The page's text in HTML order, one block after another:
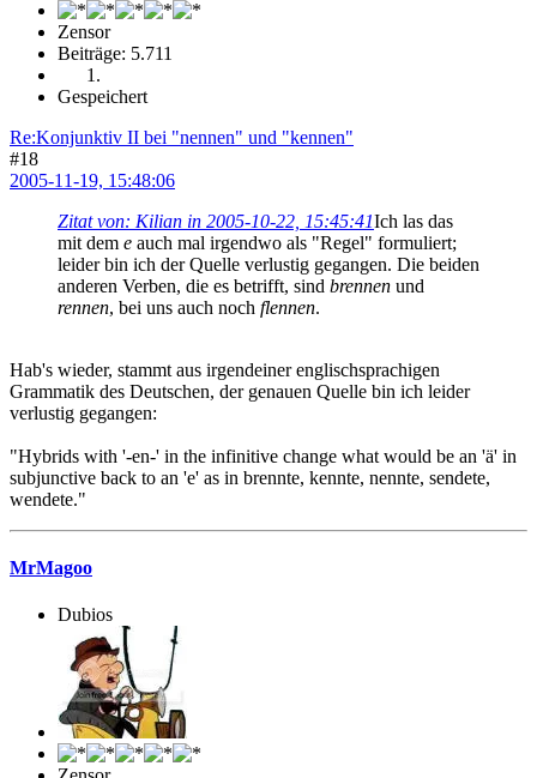
Zensor
Beiträge: 5.711
Gespeichert
Re:Konjunktiv II bei "nennen" und "kennen"
#18
2005-11-19, 15:48:06
Zitat von: Kilian in 2005-10-22, 15:45:41Ich las das
mit dem e auch mal irgendwo als "Regel" formuliert;
leider bin ich der Quelle verlustig gegangen. Die beiden
anderen Verben, die es betrifft, sind brennen und
rennen, bei uns auch noch flennen.
Hab's wieder, stammt aus irgendeiner englischsprachigen
Grammatik des Deutschen, der genauen Quelle bin ich leider
verlustig gegangen:
"Hybrids with '-en-' in the infinitive change what would be an 'ä' in
subjunctive back to an 'e' as in brennte, kennte, nennte, sendete,
wendete."
MrMagoo
Dubios